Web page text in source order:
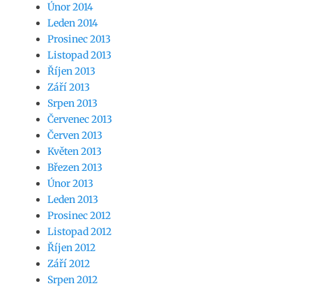
Únor 2014
Leden 2014
Prosinec 2013
Listopad 2013
Říjen 2013
Září 2013
Srpen 2013
Červenec 2013
Červen 2013
Květen 2013
Březen 2013
Únor 2013
Leden 2013
Prosinec 2012
Listopad 2012
Říjen 2012
Září 2012
Srpen 2012